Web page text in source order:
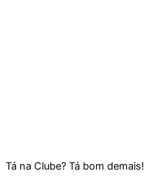
Tá na Clube? Tá bom demais!